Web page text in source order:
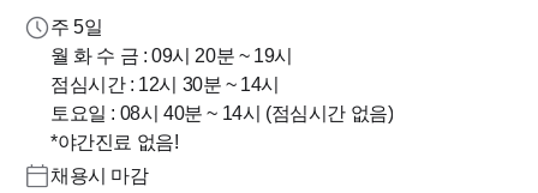
주 5일
월 화 수 금 : 09시 20분 ~ 19시
점심시간 : 12시 30분 ~ 14시
토요일 : 08시 40분 ~ 14시 (점심시간 없음)
*야간진료 없음!
채용시 마감